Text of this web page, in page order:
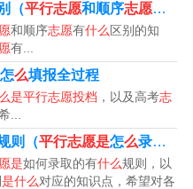
取批次分别设置一个平行
愿。
类院校各录取批次分别设
平行院校志愿。
（平行志愿和顺序志愿有
和顺序志愿有什么 区别的知
有...
怎么填报全过程
是平行志愿投档 ，以及高考志
...
则（平行志愿是怎么录取的 录取原则
是如何录取的有什么规则，以
是什么对应的知识点，希望对各